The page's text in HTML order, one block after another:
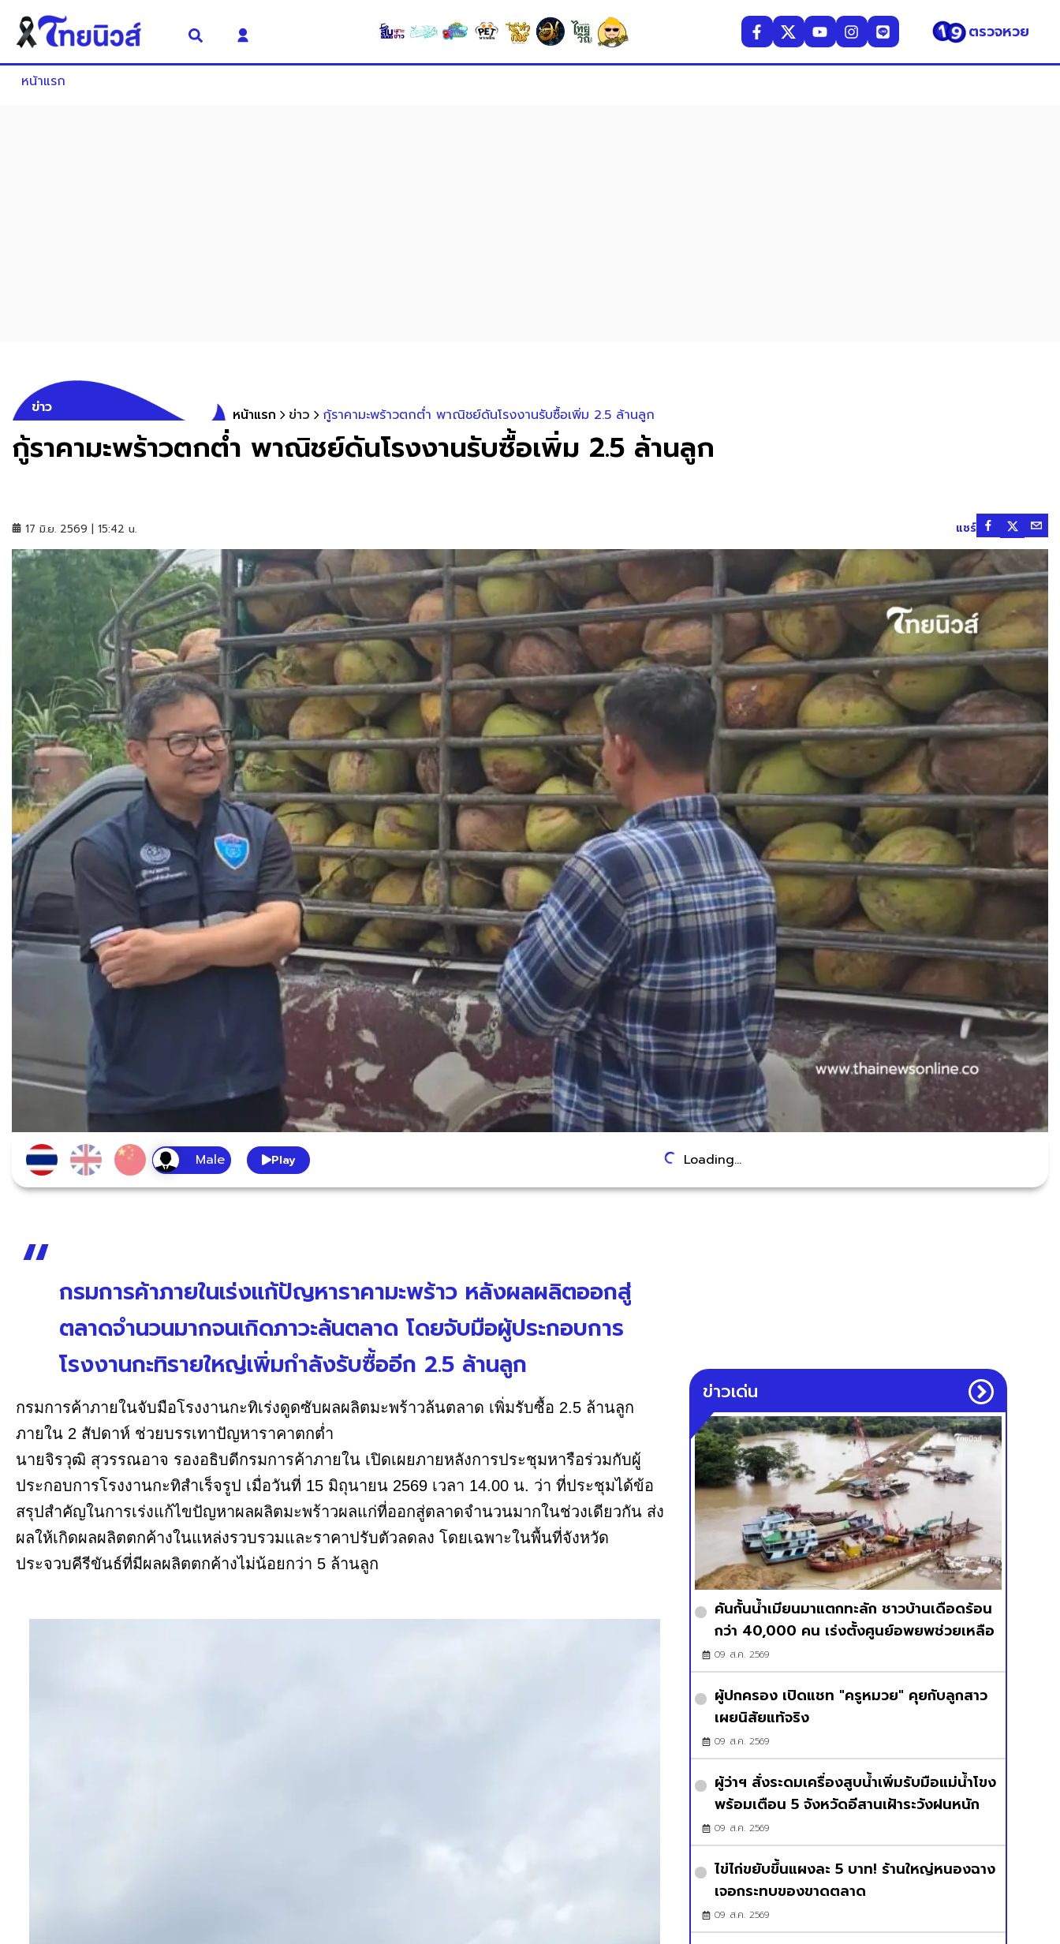
ตรวจหวย
หน้าแรก
ข่าว หน้าแรก ข่าว กู้ราคามะพร้าวตกต่ำ พาณิชย์ดันโรงงานรับซื้อเพิ่ม 2.5 ล้านลูก
กู้ราคามะพร้าวตกต่ำ พาณิชย์ดันโรงงานรับซื้อเพิ่ม 2.5 ล้านลูก
17 มิ.ย. 2569 | 15:42 น. แชร์
Play Loading...
กรมการค้าภายในเร่งแก้ปัญหาราคามะพร้าว หลังผลผลิตออกสู่
ตลาดจำนวนมากจนเกิดภาวะล้นตลาด โดยจับมือผู้ประกอบการ
โรงงานกะทิรายใหญ่เพิ่มกำลังรับซื้ออีก 2.5 ล้านลูก
กรมการค้าภายในจับมือโรงงานกะทิเร่งดูดซับผลผลิตมะพร้าวล้นตลาด เพิ่มรับซื้อ 2.5 ล้านลูก
ภายใน 2 สัปดาห์ ช่วยบรรเทาปัญหาราคาตกต่ำ
นายจิรวุฒิ สุวรรณอาจ รองอธิบดีกรมการค้าภายใน เปิดเผยภายหลังการประชุมหารือร่วมกับผู้
ประกอบการโรงงานกะทิสำเร็จรูป เมื่อวันที่ 15 มิถุนายน 2569 เวลา 14.00 น. ว่า ที่ประชุมได้ข้อ
สรุปสำคัญในการเร่งแก้ไขปัญหาผลผลิตมะพร้าวผลแก่ที่ออกสู่ตลาดจำนวนมากในช่วงเดียวกัน ส่ง
ผลให้เกิดผลผลิตตกค้างในแหล่งรวบรวมและราคาปรับตัวลดลง โดยเฉพาะในพื้นที่จังหวัด
ประจวบคีรีขันธ์ที่มีผลผลิตตกค้างไม่น้อยกว่า 5 ล้านลูก
ข่าวเด่น
คันกั้นน้ำเมียนมาแตกทะลัก ชาวบ้านเดือดร้อน
กว่า 40,000 คน เร่งตั้งศูนย์อพยพช่วยเหลือ
09 ส.ค. 2569
ผู้ปกครอง เปิดแชท "ครูหมวย" คุยกับลูกสาว
เผยนิสัยแท้จริง
09 ส.ค. 2569
ผู้ว่าฯ สั่งระดมเครื่องสูบน้ำเพิ่มรับมือแม่น้ำโขง
พร้อมเตือน 5 จังหวัดอีสานเฝ้าระวังฝนหนัก
09 ส.ค. 2569
ไข่ไก่ขยับขึ้นแผงละ 5 บาท! ร้านใหญ่หนองฉาง
เจอกระทบของขาดตลาด
09 ส.ค. 2569